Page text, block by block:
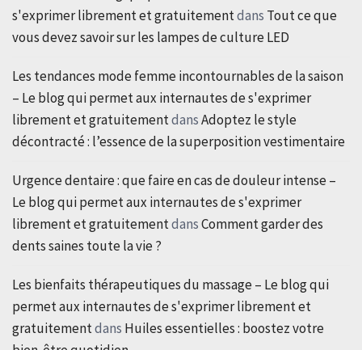
s'exprimer librement et gratuitementdans Tout ce que
vous devez savoir sur les lampes de culture LED
Les tendances mode femme incontournables de la saison
– Le blog qui permet aux internautes de s'exprimer
librement et gratuitementdansAdoptez le style
décontracté : l’essence de la superposition vestimentaire
Urgence dentaire : que faire en cas de douleur intense –
Le blog qui permet aux internautes de s'exprimer
librement et gratuitementdansComment garder des
dents saines toute la vie ?
Les bienfaits thérapeutiques du massage – Le blog qui
permet aux internautes de s'exprimer librement et
gratuitementdans Huiles essentielles : boostez votre